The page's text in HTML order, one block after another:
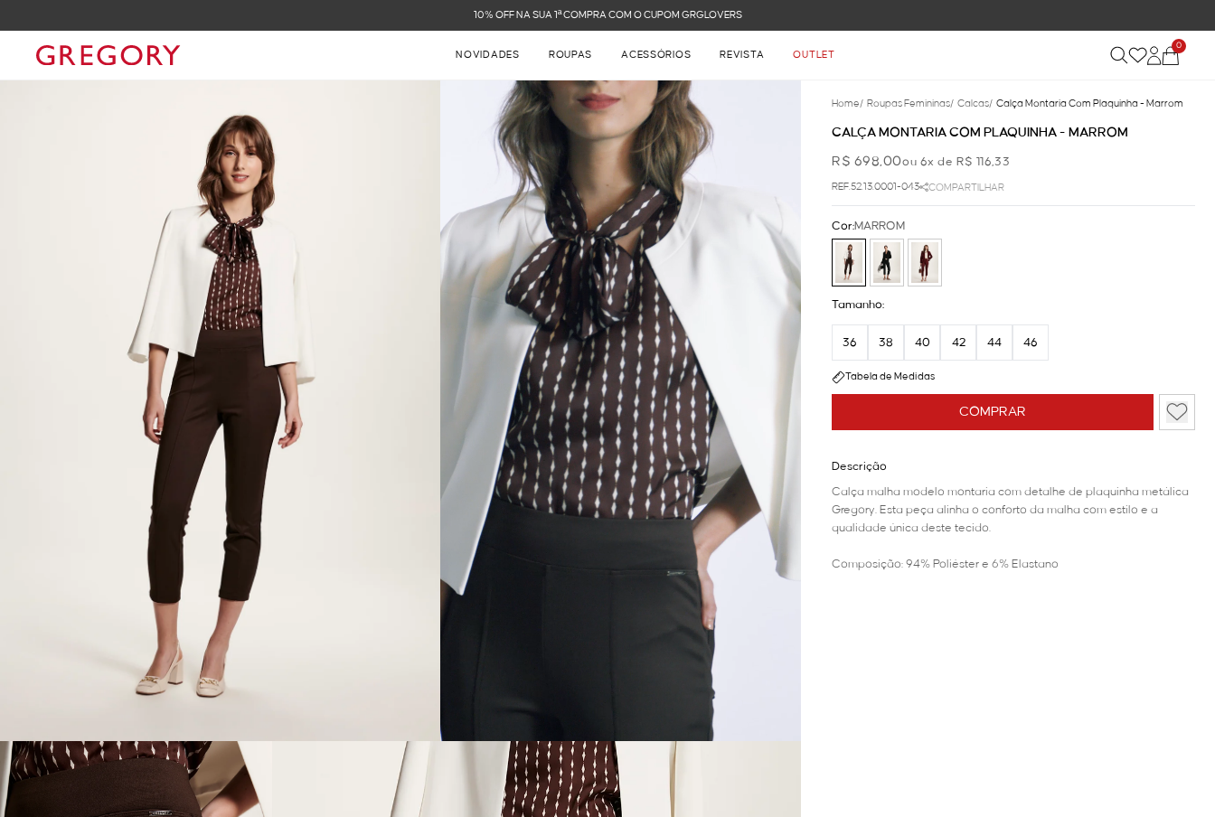
10% OFF NA SUA 1ª COMPRA COM O CUPOM GRGLOVERS
NOVIDADES ROUPAS ACESSÓRIOS REVISTA OUTLET
0
Home/ Roupas Femininas/ Calcas/ Calça Montaria Com Plaquinha - Marrom
CALÇA MONTARIA COM PLAQUINHA - MARROM
R$ 698,00ou 6x de R$ 116,33
REF.52.13.0001-043 COMPARTILHAR
COMPRAR
Cor:MARROM
Tamanho:
36 38 40 42 44 46
Tabela de Medidas
Descrição
Calça malha modelo montaria com detalhe de plaquinha metálica
Gregory. Esta peça alinha o conforto da malha com estilo e a
qualidade única deste tecido.
Composição: 94% Poliéster e 6% Elastano